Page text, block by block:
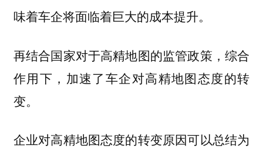
味着车企将面临着巨大的成本提升。
再结合国家对于高精地图的监管政策，综合
作用下，加速了车企对高精地图态度的转
变。
企业对高精地图态度的转变原因可以总结为